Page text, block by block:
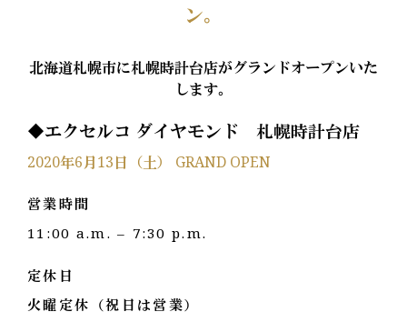
ン。
北海道札幌市に札幌時計台店がグランドオープンいた
します。
◆エクセルコ ダイヤモンド 札幌時計台店
2020年6月13日（土） GRAND OPEN
営業時間
11:00 a.m. – 7:30 p.m.
定休日
火曜定休（祝日は営業）